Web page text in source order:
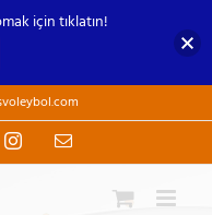
Instagram
E-
için tıklatın!